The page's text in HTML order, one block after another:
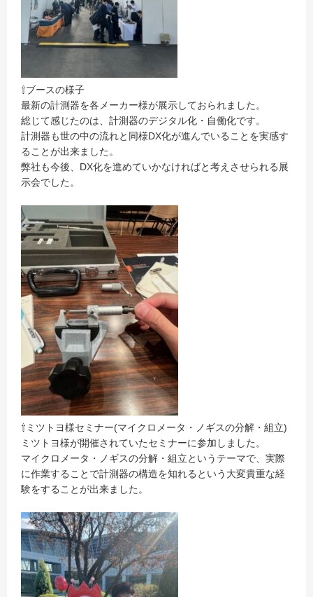
⇧ブースの様子
最新の計測器を各メーカー様が展示しておられました。
総じて感じたのは、計測器のデジタル化・自働化です。
計測器も世の中の流れと同様DX化が進んでいることを実感す
ることが出来ました。
弊社も今後、DX化を進めていかなければと考えさせられる展
示会でした。
⇧ミツトヨ様セミナー(マイクロメータ・ノギスの分解・組立)
ミツトヨ様が開催されていたセミナーに参加しました。
マイクロメータ・ノギスの分解・組立というテーマで、実際
に作業することで計測器の構造を知れるという大変貴重な経
験をすることが出来ました。